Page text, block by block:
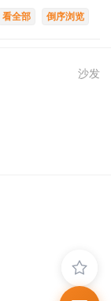
倒序浏览
看全部
沙发